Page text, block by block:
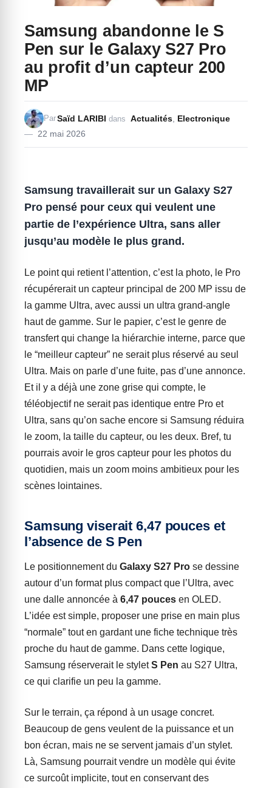
Samsung abandonne le S
Pen sur le Galaxy S27 Pro
au profit d’un capteur 200
MP
22 mai 2026
ParSaïd LARIBI dans Actualités Electronique
Samsung travaillerait sur un Galaxy S27
Pro pensé pour ceux qui veulent une
partie de l’expérience Ultra, sans aller
jusqu’au modèle le plus grand.
Le point qui retient l’attention, c’est la photo, le Pro
récupérerait un capteur principal de 200 MP issu de
la gamme Ultra, avec aussi un ultra grand-angle
haut de gamme. Sur le papier, c’est le genre de
transfert qui change la hiérarchie interne, parce que
le “meilleur capteur” ne serait plus réservé au seul
Ultra. Mais on parle d’une fuite, pas d’une annonce.
Et il y a déjà une zone grise qui compte, le
téléobjectif ne serait pas identique entre Pro et
Ultra, sans qu’on sache encore si Samsung réduira
le zoom, la taille du capteur, ou les deux. Bref, tu
pourrais avoir le gros capteur pour les photos du
quotidien, mais un zoom moins ambitieux pour les
scènes lointaines.
Samsung viserait 6,47 pouces et
l’absence de S Pen
Le positionnement du Galaxy S27 Pro se dessine
autour d’un format plus compact que l’Ultra, avec
une dalle annoncée à 6,47 pouces en OLED.
L’idée est simple, proposer une prise en main plus
“normale” tout en gardant une fiche technique très
proche du haut de gamme. Dans cette logique,
Samsung réserverait le styletS Pen au S27 Ultra,
ce qui clarifie un peu la gamme.
Sur le terrain, ça répond à un usage concret.
Beaucoup de gens veulent de la puissance et un
bon écran, mais ne se servent jamais d’un stylet.
Là, Samsung pourrait vendre un modèle qui évite
ce surcoût implicite, tout en conservant des